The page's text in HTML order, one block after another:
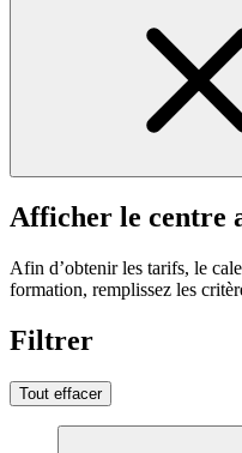
Afficher le centre
Afin d’obtenir les tarifs, le
formation, remplissez les
Filtrer
Tout effacer